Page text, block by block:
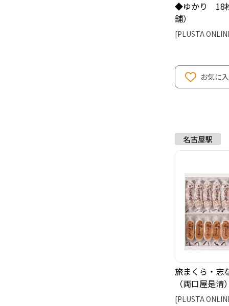
◆ゆかり 18
舖）
[PLUSTA
お気に
旅まくら・志
（両口屋是清
[PLUSTA